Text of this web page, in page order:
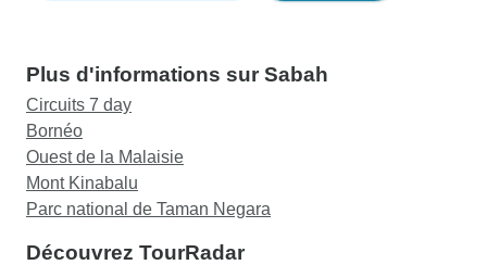
Plus d'informations sur Sabah
Circuits 7 day
Bornéo
Ouest de la Malaisie
Mont Kinabalu
Parc national de Taman Negara
Découvrez TourRadar